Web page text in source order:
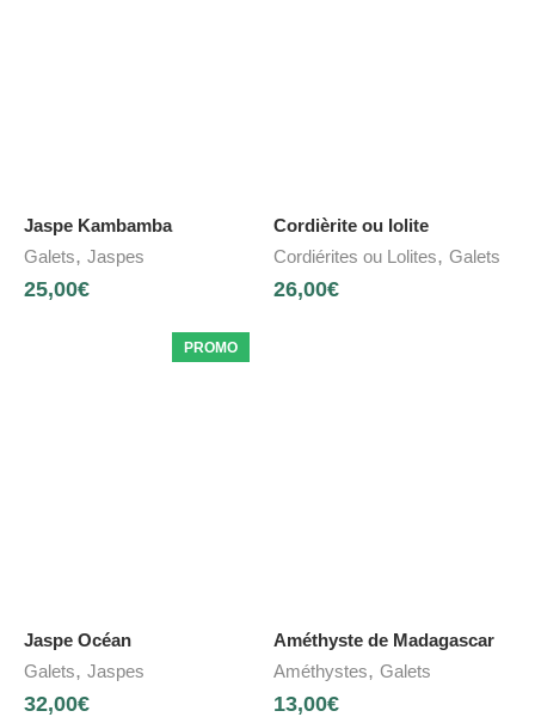
Jaspe Kambamba
Galets, Jaspes
25,00€
Cordièrite ou Iolite
Cordiérites ou Lolites, Galets
26,00€
PROMO
Jaspe Océan
Galets, Jaspes
32,00€
Améthyste de Madagascar
Améthystes, Galets
13,00€